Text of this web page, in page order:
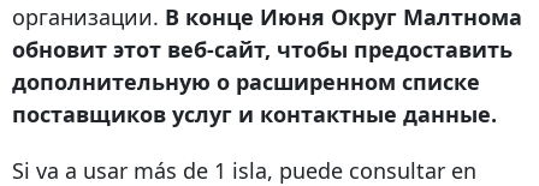
организации. В конце Июня Округ Малтнома
обновит этот веб-сайт, чтобы предоставить
дополнительную о расширенном списке
поставщиков услуг и контактные данные.
Si va a usar más de 1 isla, puede consultar en